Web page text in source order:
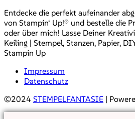
Entdecke die perfekt aufeinander
von Stampin‘ Up!® und bestelle die
oder über mich! Lasse Deiner
Keiling | Stempel, Stanzen, Papier,
Stampin Up
Impressum
Datenschutz
©2024 STEMPELFANTASIE |